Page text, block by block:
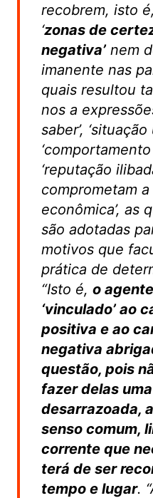
recobrem, isto
‘zonas de
negativa’nem
imanente nas
quais resultou
nos a
saber’, ‘situação
‘reputação
comprometam
econômica’, as
são adotadas
motivos que
prática de
“Isto é, o
‘vinculado’ ao
positiva e ao
negativa
questão, pois
fazer delas
desarrazoada,
senso comum,
corrente que
terá de ser
tempo e lugar.